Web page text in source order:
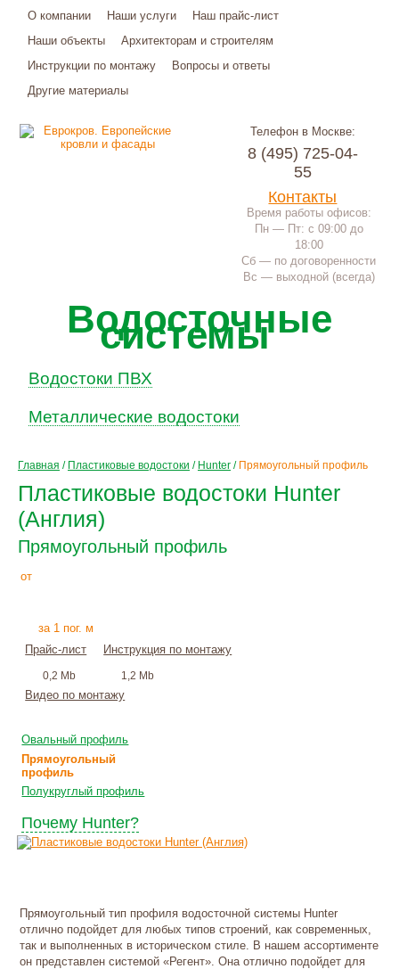
О компании Наши услуги
Наш прайс-лист
Наши объекты
Архитекторам и строителям
Инструкции по монтажу
Вопросы и ответы
Другие материалы
Телефон в Москве:
8 (495) 725-04-
55
Контакты
Время работы офисов:
Пн — Пт: с 09:00 до
18:00
Сб — по договоренности
Вс — выходной (всегда)
Водосточные
системы
Водостоки ПВХ
Металлические водостоки
Главная / Пластиковые водостоки / Hunter / Прямоугольный профиль
Пластиковые водостоки Hunter
(Англия)
Прямоугольный профиль
от
за 1 пог. м
Прайс-лист
0,2 Mb
Инструкция по монтажу
1,2 Mb
Видео по монтажу
Овальный профиль
Прямоугольный
профиль
Полукруглый профиль
Почему Hunter?
Прямоугольный тип профиля водосточной системы Hunter
отлично подойдет для любых типов строений, как современных,
так и выполненных в историческом стиле. В нашем ассортименте
он представлен системой «Регент». Она отлично подойдет для